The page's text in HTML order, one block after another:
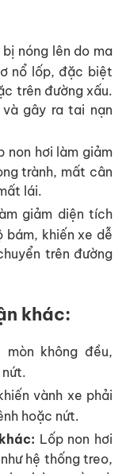
nóng lên do ma
nổ lốp, đặc biệt
trên đường xấu.
gây ra tai nạn
non hơi làm giảm
trành, mất cân
lái.
giảm diện tích
khiến xe dễ
trên đường
khác:
mòn không đều,
vành xe phải
hoặc nứt.
Lốp non hơi
hệ thống treo,